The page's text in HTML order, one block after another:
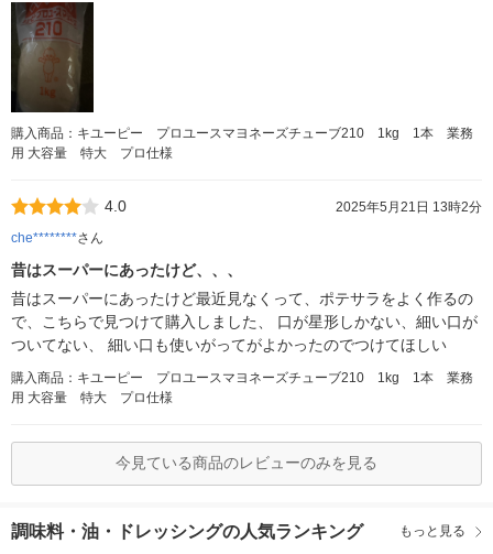
購入商品：キユーピー プロユースマヨネーズチューブ210 1kg 1本 業務
用 大容量 特大 プロ仕様
4.0
2025年5月21日 13時2分
che********さん
昔はスーパーにあったけど、、、
昔はスーパーにあったけど最近見なくって、ポテサラをよく作るの
で、こちらで見つけて購入しました、 口が星形しかない、細い口が
ついてない、 細い口も使いがってがよかったのでつけてほしい
購入商品：キユーピー プロユースマヨネーズチューブ210 1kg 1本 業務
用 大容量 特大 プロ仕様
今見ている商品のレビューのみを見る
調味料・油・ドレッシングの人気ランキング もっと見る